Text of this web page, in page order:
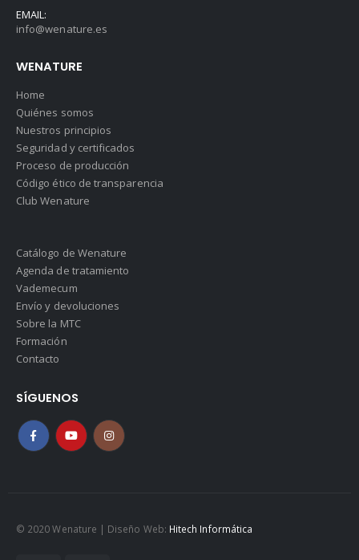
EMAIL:
info@wenature.es
WENATURE
Home
Quiénes somos
Nuestros principios
Seguridad y certificados
Proceso de producción
Código ético de transparencia
Club Wenature
Catálogo de Wenature
Agenda de tratamiento
Vademecum
Envío y devoluciones
Sobre la MTC
Formación
Contacto
SÍGUENOS
© 2020 Wenature | Diseño Web: Hitech Informática